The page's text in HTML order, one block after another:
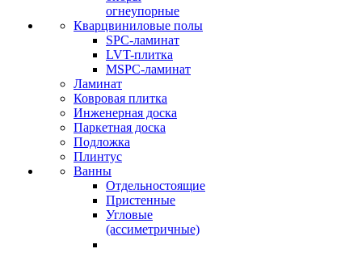
огнеупорные
Кварцвиниловые полы
SPC-ламинат
LVT-плитка
MSPC-ламинат
Ламинат
Ковровая плитка
Инженерная доска
Паркетная доска
Подложка
Плинтус
Ванны
Отдельностоящие
Пристенные
Угловые
(ассиметричные)